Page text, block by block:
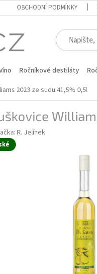
OBCHODNÍ PODMÍNKY
Ročníkové destiláty
2023 ze sudu 41,5% 0,5l
R. Jelínek